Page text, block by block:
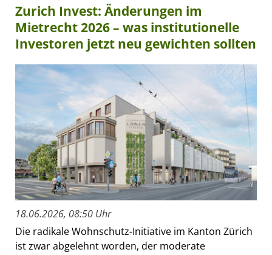
Zurich Invest: Änderungen im
Mietrecht 2026 – was institutionelle
Investoren jetzt neu gewichten sollten
18.06.2026, 08:50 Uhr
Die radikale Wohnschutz-Initiative im Kanton Zürich
ist zwar abgelehnt worden, der moderate